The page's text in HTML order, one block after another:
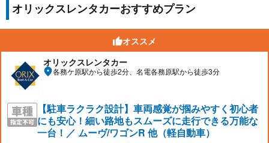
オリックスレンタカーおすすめプラン
オススメ
オリックスレンタカー
各務ケ原駅から徒歩2分、名電各務原駅から徒歩3分
【駐車ラクラク設計】車両感覚が掴みやすく初心者
にも安心！細い路地もスムーズに走行できる万能な
一台！／ ムーヴ/ワゴンR 他（軽自動車）